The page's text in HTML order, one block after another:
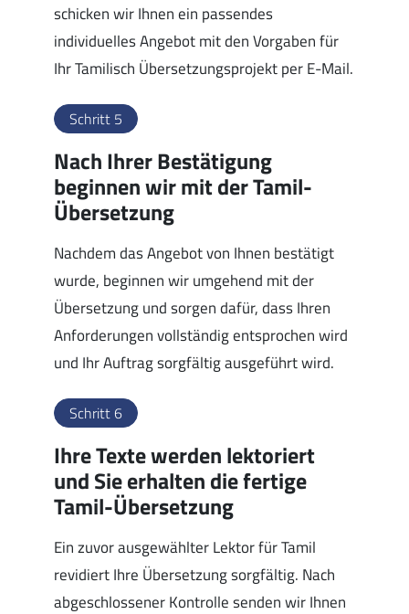
schicken wir Ihnen ein passendes
individuelles Angebot mit den Vorgaben für
Ihr Tamilisch Übersetzungsprojekt per E-Mail.
Schritt 5
Nach Ihrer Bestätigung
beginnen wir mit der Tamil-
Übersetzung
Nachdem das Angebot von Ihnen bestätigt
wurde, beginnen wir umgehend mit der
Übersetzung und sorgen dafür, dass Ihren
Anforderungen vollständig entsprochen wird
und Ihr Auftrag sorgfältig ausgeführt wird.
Schritt 6
Ihre Texte werden lektoriert
und Sie erhalten die fertige
Tamil-Übersetzung
Ein zuvor ausgewählter Lektor für Tamil
revidiert Ihre Übersetzung sorgfältig. Nach
abgeschlossener Kontrolle senden wir Ihnen